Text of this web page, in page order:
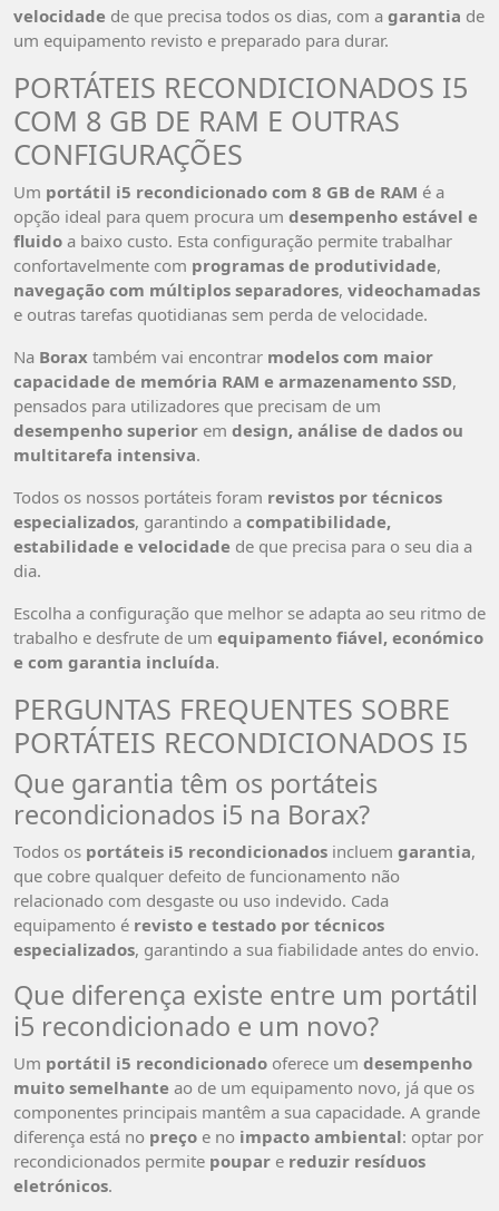
velocidade de que precisa todos os dias, com a garantia de
um equipamento revisto e preparado para durar.
PORTÁTEIS RECONDICIONADOS I5
COM 8 GB DE RAM E OUTRAS
CONFIGURAÇÕES
Um portátil i5 recondicionado com 8 GB de RAM é a
opção ideal para quem procura um desempenho estável e
fluido a baixo custo. Esta configuração permite trabalhar
confortavelmente com programas de produtividade,
navegação com múltiplos separadores, videochamadas
e outras tarefas quotidianas sem perda de velocidade.
Na Borax também vai encontrar modelos com maior
capacidade de memória RAM e armazenamento SSD,
pensados para utilizadores que precisam de um
desempenho superior em design, análise de dados ou
multitarefa intensiva.
Todos os nossos portáteis foram revistos por técnicos
especializados, garantindo a compatibilidade,
estabilidade e velocidade de que precisa para o seu dia a
dia.
Escolha a configuração que melhor se adapta ao seu ritmo de
trabalho e desfrute de um equipamento fiável, económico
e com garantia incluída.
PERGUNTAS FREQUENTES SOBRE
PORTÁTEIS RECONDICIONADOS I5
Que garantia têm os portáteis
recondicionados i5 na Borax?
Todos os portáteis i5 recondicionados incluem garantia,
que cobre qualquer defeito de funcionamento não
relacionado com desgaste ou uso indevido. Cada
equipamento é revisto e testado por técnicos
especializados, garantindo a sua fiabilidade antes do envio.
Que diferença existe entre um portátil
i5 recondicionado e um novo?
Um portátil i5 recondicionado oferece um desempenho
muito semelhante ao de um equipamento novo, já que os
componentes principais mantêm a sua capacidade. A grande
diferença está no preço e no impacto ambiental: optar por
recondicionados permite poupar e reduzir resíduos
eletrónicos.